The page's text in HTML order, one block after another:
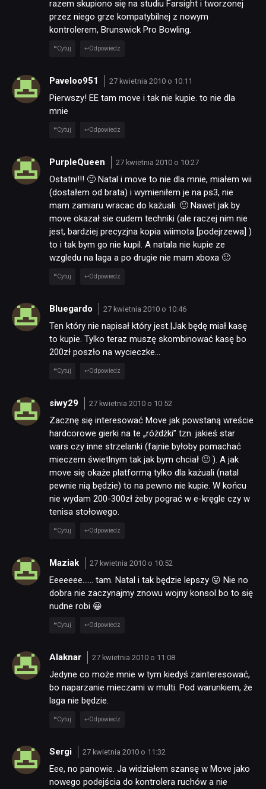
TECHNOLOGIE
DYSKUSJE
JUŻ GRALIŚMY
razem skupiono się na studiu Farsight i tworzonej
przez niego grze kompatybilnej z nowym
kontrolerem, Brunswick Pro Bowling.
Cytuj Odpowiedz
Paveloo951 27 kwietnia 2010 o 10:11
Pierwszy! EE tam move i tak nie kupie. to nie dla
mnie
Cytuj Odpowiedz
PurpleQueen 27 kwietnia 2010 o 10:27
Ostatni!!! 🙂 Natal i move to nie dla mnie, miałem wii
(dostałem od brata) i wymieniłem je na ps3, nie
mam zamiaru wracac do każuali. 🙂 Nawet jak by
move okazał sie cudem techniki (ale raczej nim nie
jest, bardziej precyzjna kopia wiimota [podejrzewa] )
to i tak bym go nie kupil. A natala nie kupie ze
wzgledu na laga a po drugie nie mam xboxa 🙂
Cytuj Odpowiedz
Bluegardo 27 kwietnia 2010 o 10:46
Ten który nie napisał który jest.|Jak będę miał kasę
to kupie. Tylko teraz muszę skombinować kasę bo
200zł poszło na wycieczke…
Cytuj Odpowiedz
siwy29 27 kwietnia 2010 o 10:52
Zacznę się interesować Move jak powstaną wreście
hardcorowe gierki na te „różdżki” tzn. jakieś star
wars czy inne strzelanki (fajnie byłoby pomachać
mieczem świetlnym tak jak bym chciał 🙂 ). A jak
move się okaże platformą tylko dla każuali (natal
pewnie nią będzie) to na pewno nie kupie. W końcu
nie wydam 200-300zł żeby pograć w e-kręgle czy w
tenisa stołowego.
Cytuj Odpowiedz
Maziak 27 kwietnia 2010 o 10:52
Eeeeeee…… tam. Natal i tak będzie lepszy 😛 Nie no
dobra nie zaczynajmy znowu wojny konsol bo to się
nudne robi 😀
Cytuj Odpowiedz
Alaknar 27 kwietnia 2010 o 11:08
Jedyne co może mnie w tym kiedyś zainteresować,
bo naparzanie mieczami w multi. Pod warunkiem, że
laga nie będzie.
Cytuj Odpowiedz
Sergi 27 kwietnia 2010 o 11:32
Eee, no panowie. Ja widziałem szansę w Move jako
nowego podejścia do kontrolera ruchów a nie